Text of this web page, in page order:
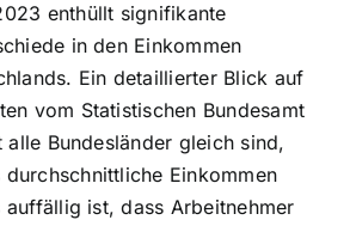
enthüllt signifikante
in den Einkommen
Ein detaillierter Blick auf
vom Statistischen Bundesamt
Bundesländer gleich sind,
Einkommen
auffällig ist, dass Arbeitnehmer